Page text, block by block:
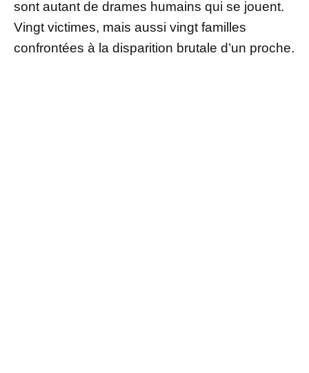
sont autant de drames humains qui se jouent.
Vingt victimes, mais aussi vingt familles
confrontées à la disparition brutale d’un proche.